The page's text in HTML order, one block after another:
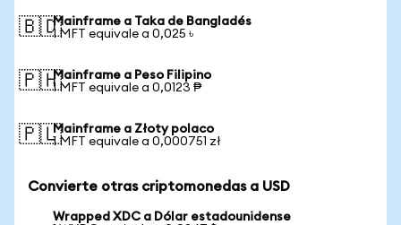
🇧🇩Mainframe a Taka de Bangladés
1 MFT equivale a 0,025 ৳
🇵🇭Mainframe a Peso Filipino
1 MFT equivale a 0,0123 ₱
🇵🇱Mainframe a Złoty polaco
1 MFT equivale a 0,000751 zł
Convierte otras criptomonedas a USD
Wrapped XDC a Dólar estadounidense